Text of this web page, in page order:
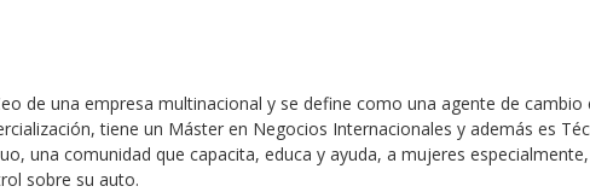
de una empresa multinacional yse define como una agente de cambio
tiene un Máster en Negocios Internacionales y además es
una comunidad que capacita, educa y ayuda, a mujeres
sobre su auto.